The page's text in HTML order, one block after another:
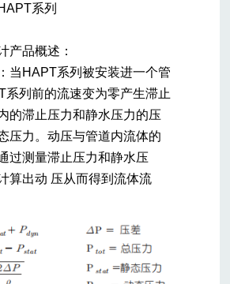
系列
产品概述：
当HAPT系列被安装进一个管
系列前的流速变为零产生滞止
的滞止压力和静水压力的压
压力。动压与管道内流体的
过测量滞止压力和静水压
算出动 压从而得到流体流